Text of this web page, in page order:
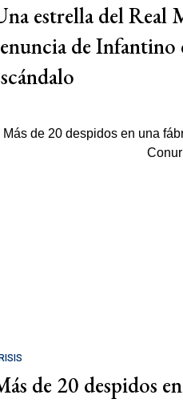
estrella del Real
de Infantino
de 20 despidos